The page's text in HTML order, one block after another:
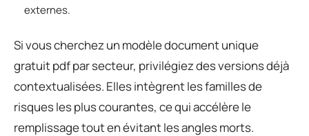
externes.
Si vous cherchez un modèle document unique
gratuit pdf par secteur, privilégiez des versions déjà
contextualisées. Elles intègrent les familles de
risques les plus courantes, ce qui accélère le
remplissage tout en évitant les angles morts.